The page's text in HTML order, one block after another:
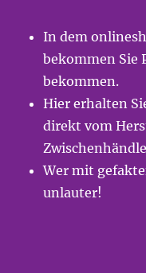
In dem
bekommen Sie
bekommen.
Hier erhalten
direkt vom
Wer mit
unlauter!